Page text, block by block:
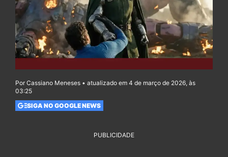
Por Cassiano Meneses • atualizado em 4 de março de 2026, às
03:25
SIGA NO GOOGLE NEWS
PUBLICIDADE